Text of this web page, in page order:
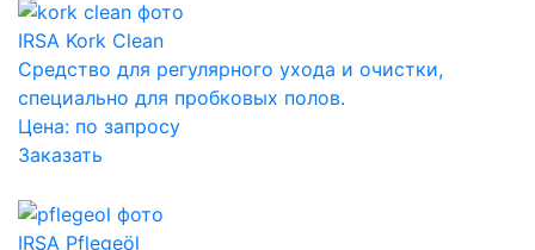
IRSA Kork Clean
Средство для регулярного ухода и очистки,
специально для пробковых полов.
Цена: по запросу
Заказать
IRSA Pflegeöl